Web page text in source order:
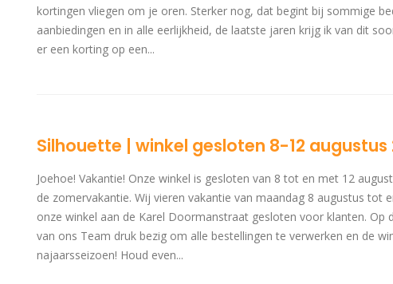
kortingen vliegen om je oren. Sterker nog, dat begint bij sommige
aanbiedingen en in alle eerlijkheid, de laatste jaren krijg ik van dit
er een korting op een...
Silhouette | winkel gesloten 8-12 augustus
Joehoe! Vakantie! Onze winkel is gesloten van 8 tot en met 12
de zomervakantie. Wij vieren vakantie van maandag 8 augustus tot
onze winkel aan de Karel Doormanstraat gesloten voor klanten. Op
van ons Team druk bezig om alle bestellingen te verwerken en de
najaarsseizoen! Houd even...